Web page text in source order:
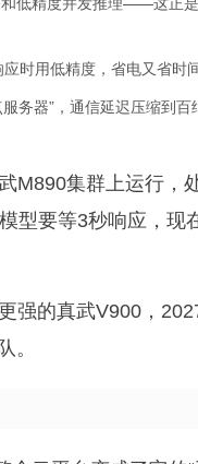
时用低精度，省电又省时间
务器”，通信延迟压缩到
M890集群上运行，
型要等3秒响应，现
强的真武V900，
。